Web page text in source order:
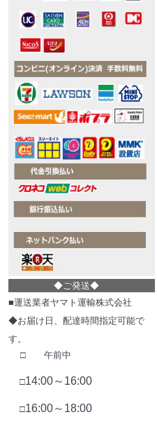
◆ご発送◆
■運送業者ヤマト運輸株式会社
◆お届け日、配達時間指定可能で
す。
□ 午前中
□14:00～16:00
□16:00～18:00